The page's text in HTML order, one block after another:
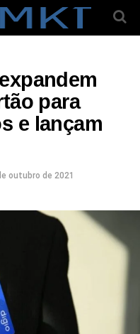
para
e lançam
outubro de 2021